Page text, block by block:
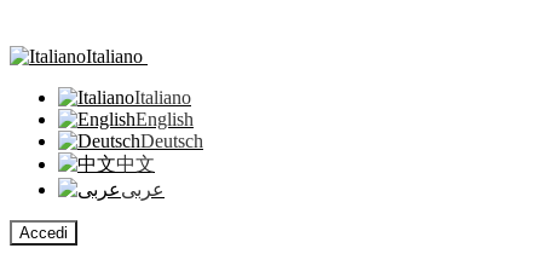
Italiano
Italiano
English
Deutsch
中文
عربى
Accedi